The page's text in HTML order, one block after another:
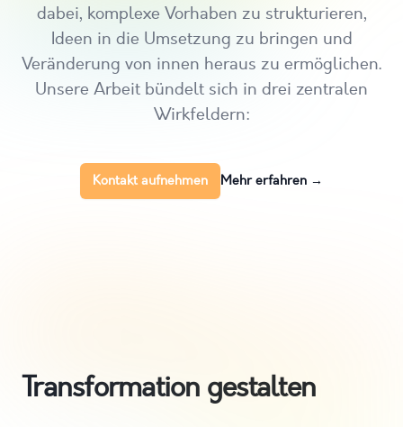
dabei, komplexe Vorhaben zu strukturieren,
Ideen in die Umsetzung zu bringen und
Veränderung von innen heraus zu ermöglichen.
Unsere Arbeit bündelt sich in drei zentralen
Wirkfeldern:
Kontakt aufnehmen Mehr erfahren →
Transformation gestalten